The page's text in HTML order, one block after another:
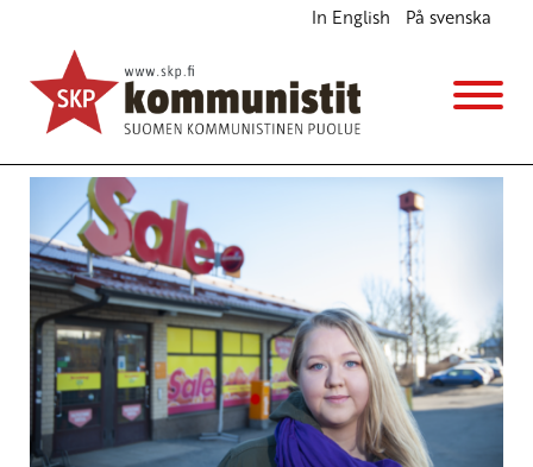
In English På svenska
Pirkanmaan osuuskauppa